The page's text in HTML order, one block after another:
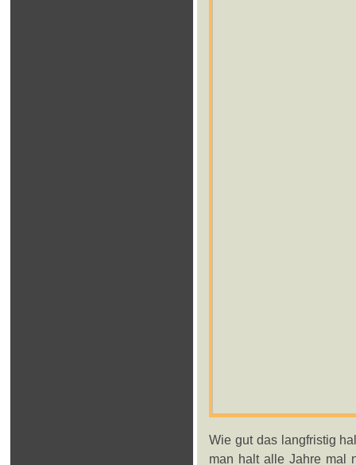
Wie gut das langfristig
man halt alle Jahre mal